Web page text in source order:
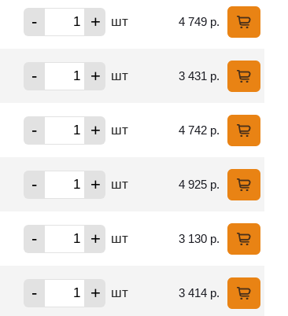
- + шт 4 749 р.
- + шт 3 431 р.
- + шт 4 742 р.
- + шт 4 925 р.
- + шт 3 130 р.
- + шт 3 414 р.